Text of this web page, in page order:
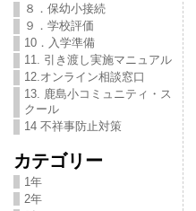
８．保幼小接続
９．学校評価
10．入学準備
11. 引き渡し実施マニュアル
12.オンライン相談窓口
13. 鹿島小コミュニティ・ス
クール
14 不祥事防止対策
カテゴリー
1年
2年